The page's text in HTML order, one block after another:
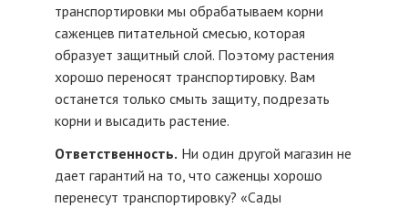
транспортировки мы обрабатываем корни
саженцев питательной смесью, которая
образует защитный слой. Поэтому растения
хорошо переносят транспортировку. Вам
останется только смыть защиту, подрезать
корни и высадить растение.
Ответственность. Ни один другой магазин не
дает гарантий на то, что саженцы хорошо
перенесут транспортировку? «Сады